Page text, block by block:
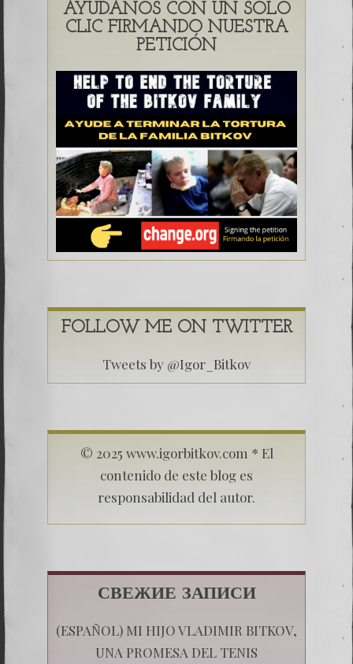
AYÚDANOS CON UN SOLO
CLIC FIRMANDO NUESTRA
PETICIÓN
FOLLOW ME ON TWITTER
Tweets by @Igor_Bitkov
© 2025 www.igorbitkov.com * El
contenido de este blog es
responsabilidad del autor.
СВЕЖИЕ ЗАПИСИ
(ESPAÑOL) MI HIJO VLADIMIR BITKOV,
UNA PROMESA DEL TENIS